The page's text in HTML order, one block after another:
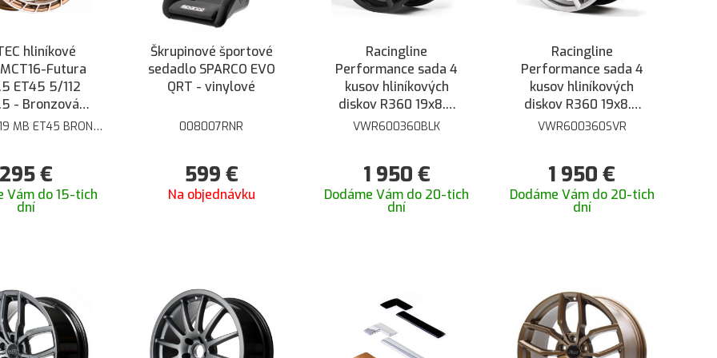
hliníkové
Futura
ET45 5/112
- Bronzová
brúsená
MB ET45 BRONZE
295€
Vám do 15-tich
dní
Škrupinové športové
sedadlo SPARCO EVO
QRT - vinylové
008007RNR
599 €
Na objednávku
Racingline
Performance sada 4
kusov hliníkových
diskov R360 19x8.5
ET44 5/112 - Čierna
VWR600360BLK
1 950 €
Dodáme Vám do 20-tich
dní
Racingline
Performance sada 4
kusov hliníkových
diskov R360 19x8.5
ET44 5/112 - Lesklá
VWR600360SVR
1 950€
Dodáme Vám do 20-tich
dní